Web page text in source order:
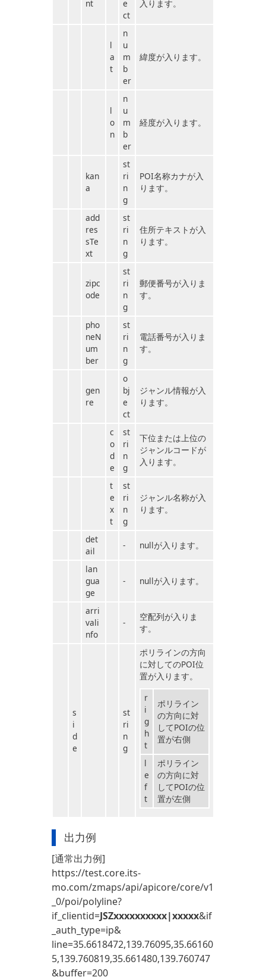
nt
e
ct
入ります。
l
a
t
n
u
m
b
er
緯度が入ります。
l
o
n
n
u
m
b
er
経度が入ります。
kan
a
st
ri
n
g
POI名称カナが入
ります。
add
res
sTe
xt
st
ri
n
g
住所テキストが入
ります。
zipc
ode
st
ri
n
g
郵便番号が入りま
す。
pho
neN
um
ber
st
ri
n
g
電話番号が入りま
す。
gen
re
o
bj
e
ct
ジャンル情報が入
ります。
c
o
d
e
st
ri
n
g
下位または上位の
ジャンルコードが
入ります。
t
e
x
t
st
ri
n
g
ジャンル名称が入
ります。
det
ail
- nullが入ります。
lan
gua
ge
- nullが入ります。
arri
vali
nfo
-
空配列が入りま
す。
s
i
d
e
st
ri
n
g
ポリラインの方向
に対してのPOI位
置が入ります。
r
i
g
h
t
ポリライン
の方向に対
してPOIの位
置が右側
l
e
f
t
ポリライン
の方向に対
してPOIの位
置が左側
出力例
[通常出力例]
https://test.core.its-
mo.com/zmaps/api/apicore/core/v1
_0/poi/polyline?
if_clientid=JSZxxxxxxxxxx|xxxxx&if
_auth_type=ip&
line=35.6618472,139.76095,35.66160
5,139.760819,35.661480,139.760747
&buffer=200